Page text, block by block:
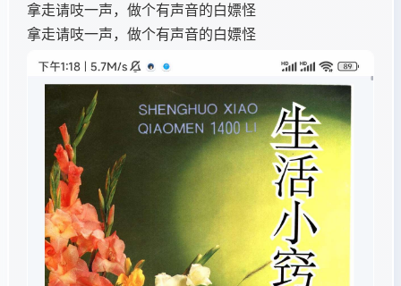
拿走请吱一声，做个有声音的白嫖怪
拿走请吱一声，做个有声音的白嫖怪